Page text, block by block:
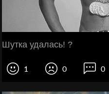
Шутка удалась! ?
1 0 0